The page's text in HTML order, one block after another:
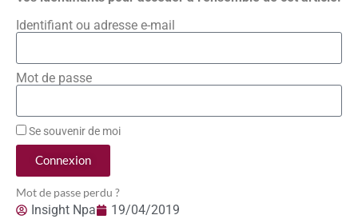
Identifiant ou adresse e-mail
Mot de passe
Se souvenir de moi
Connexion
Mot de passe perdu ?
Insight Npa 19/04/2019